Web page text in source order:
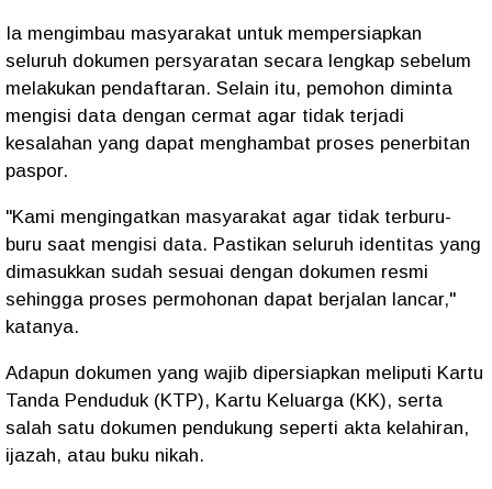
Ia mengimbau masyarakat untuk mempersiapkan
seluruh dokumen persyaratan secara lengkap sebelum
melakukan pendaftaran. Selain itu, pemohon diminta
mengisi data dengan cermat agar tidak terjadi
kesalahan yang dapat menghambat proses penerbitan
paspor.
"Kami mengingatkan masyarakat agar tidak terburu-
buru saat mengisi data. Pastikan seluruh identitas yang
dimasukkan sudah sesuai dengan dokumen resmi
sehingga proses permohonan dapat berjalan lancar,"
katanya.
Adapun dokumen yang wajib dipersiapkan meliputi Kartu
Tanda Penduduk (KTP), Kartu Keluarga (KK), serta
salah satu dokumen pendukung seperti akta kelahiran,
ijazah, atau buku nikah.